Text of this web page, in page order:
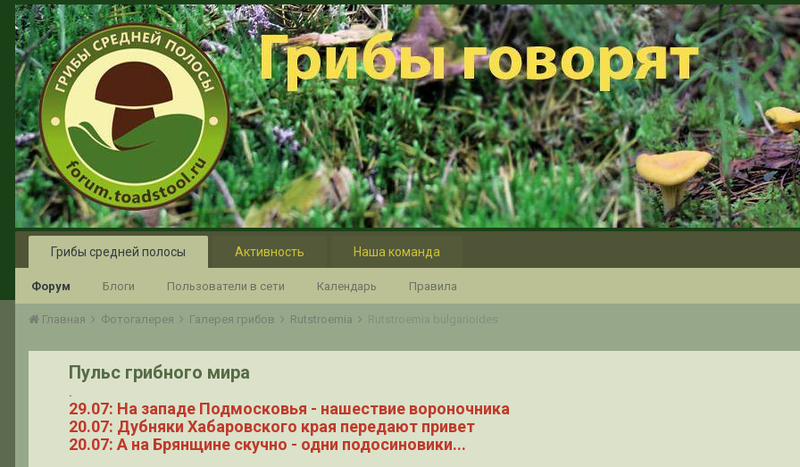
Грибы средней полосы
Форум Блоги Пользователи в сети Календарь Правила
Активность Наша команда
Главная Фотогалерея Галерея грибов Rutstroemia Rutstroemia bulgarioides
Пульс грибного мира
.
29.07: На западе Подмосковья - нашествие вороночника
20.07: Дубняки Хабаровского края передают привет
20.07: А на Брянщине скучно - одни подосиновики...